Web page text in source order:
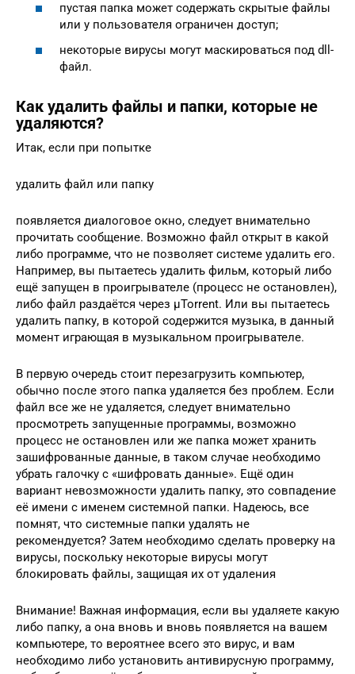
пустая папка может содержать скрытые файлы
или у пользователя ограничен доступ;
некоторые вирусы могут маскироваться под dll-
файл.
Как удалить файлы и папки, которые не
удаляются?
Итак, если при попытке
удалить файл или папку
появляется диалоговое окно, следует внимательно
прочитать сообщение. Возможно файл открыт в какой
либо программе, что не позволяет системе удалить его.
Например, вы пытаетесь удалить фильм, который либо
ещё запущен в проигрывателе (процесс не остановлен),
либо файл раздаётся через µTorrent. Или вы пытаетесь
удалить папку, в которой содержится музыка, в данный
момент играющая в музыкальном проигрывателе.
В первую очередь стоит перезагрузить компьютер,
обычно после этого папка удаляется без проблем. Если
файл все же не удаляется, следует внимательно
просмотреть запущенные программы, возможно
процесс не остановлен или же папка может хранить
зашифрованные данные, в таком случае необходимо
убрать галочку с «шифровать данные». Ещё один
вариант невозможности удалить папку, это совпадение
её имени с именем системной папки. Надеюсь, все
помнят, что системные папки удалять не
рекомендуется? Затем необходимо сделать проверку на
вирусы, поскольку некоторые вирусы могут
блокировать файлы, защищая их от удаления
Внимание! Важная информация, если вы удаляете какую
либо папку, а она вновь и вновь появляется на вашем
компьютере, то вероятнее всего это вирус, и вам
необходимо либо установить антивирусную программу,